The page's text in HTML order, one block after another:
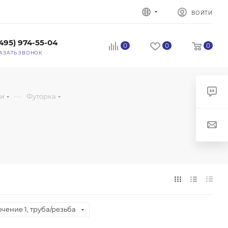
ВОЙТИ
974-55-04
ЗВОНОК
0 0 0
— Футорка
1, труба/резьба